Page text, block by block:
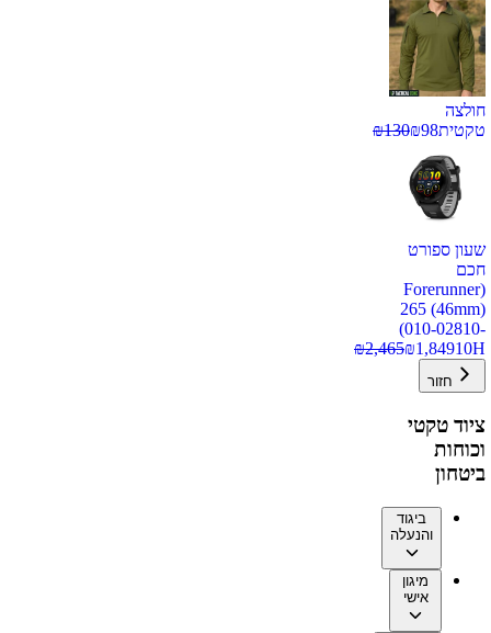
חולצה
טקטית
₪98
₪130
שעון ספורט
חכם
(Forerunner
265 (46mm)
(010-02810-
10H
₪1,849
₪2,465
חזור
ציוד טקטי
וכוחות
ביטחון
ביגוד
והנעלה
מיגון
אישי